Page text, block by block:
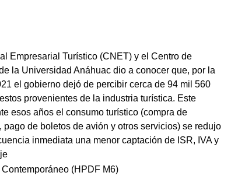
Empresarial Turístico (CNET) y el Centro de
la Universidad Anáhuac dio a conocer que, por la
el gobierno dejó de percibir cerca de 94 mil 560
provenientes de la industria turística. Este
esos años el consumo turístico (compra de
de boletos de avión y otros servicios) se redujo
inmediata una menor captación de ISR, IVA y
(HPDF M6)